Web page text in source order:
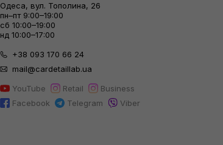
Одеса, вул. Тополина, 26
пн–пт 9:00–19:00
сб 10:00–19:00
нд 10:00–17:00
+38 093 170 66 24
mail@cardetaillab.ua
YouTube
Retail
Business
Facebook
Telegram Viber